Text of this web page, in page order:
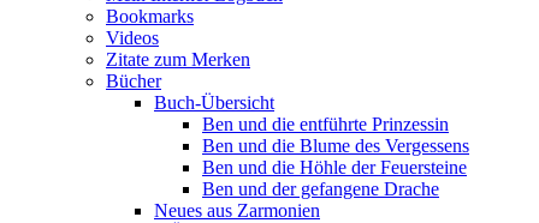
Bookmarks
Videos
Zitate zum Merken
Bücher
Buch-Übersicht
Ben und die entführte Prinzessin
Ben und die Blume des Vergessens
Ben und die Höhle der Feuersteine
Ben und der gefangene Drache
Neues aus Zarmonien